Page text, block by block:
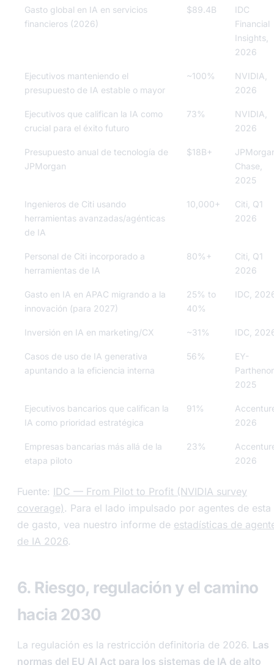
Gasto global en IA en servicios
financieros (2026)
$89.4B
IDC
Financial
Insights,
2026
Ejecutivos manteniendo el
presupuesto de IA estable o mayor
~100%
NVIDIA,
2026
Ejecutivos que califican la IA como
crucial para el éxito futuro
73%
NVIDIA,
2026
Presupuesto anual de tecnología de
JPMorgan
$18B+
Chase,
2025
Ingenieros de Citi usando
herramientas avanzadas/agénticas
de IA
10,000+
Citi, Q1
2026
Personal de Citi incorporado a
herramientas de IA
80%+
Citi, Q1
2026
Gasto en IA en APAC migrando a la
innovación (para 2027)
25% to
40%
IDC,
Inversión en IA en marketing/CX ~31% IDC,
Casos de uso de IA generativa
apuntando a la eficiencia interna
56%
EY-
2025
Ejecutivos bancarios que califican la
IA como prioridad estratégica
91%
2026
Empresas bancarias más allá de la
etapa piloto
23%
2026
Fuente: IDC — From Pilot to Profit (NVIDIA survey
coverage). Para el lado impulsado por agentes de esta
de gasto, vea nuestro informe de estadísticas de
de IA 2026.
6. Riesgo, regulación y el camino
hacia 2030
La regulación es la restricción definitoria de 2026. Las
normas del EU AI Act para los sistemas de IA de alto